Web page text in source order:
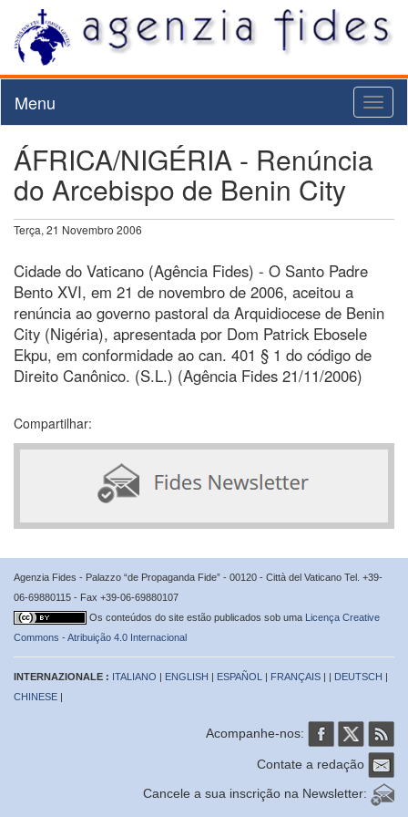
Menu
ÁFRICA/NIGÉRIA - Renúncia
do Arcebispo de Benin City
Terça, 21 Novembro 2006
Cidade do Vaticano (Agência Fides) - O Santo Padre
Bento XVI, em 21 de novembro de 2006, aceitou a
renúncia ao governo pastoral da Arquidiocese de Benin
City (Nigéria), apresentada por Dom Patrick Ebosele
Ekpu, em conformidade ao can. 401 § 1 do código de
Direito Canônico. (S.L.) (Agência Fides 21/11/2006)
Compartilhar:
Agenzia Fides - Palazzo “de Propaganda Fide” - 00120 - Città del Vaticano Tel. +39-
06-69880115 - Fax +39-06-69880107
Os conteúdos do site estão publicados sob uma Licença Creative
Commons - Atribuição 4.0 Internacional
INTERNAZIONALE : ITALIANO | ENGLISH | ESPAÑOL | FRANÇAIS | | DEUTSCH |
CHINESE |
Acompanhe-nos:
Contate a redação
Cancele a sua inscrição na Newsletter: